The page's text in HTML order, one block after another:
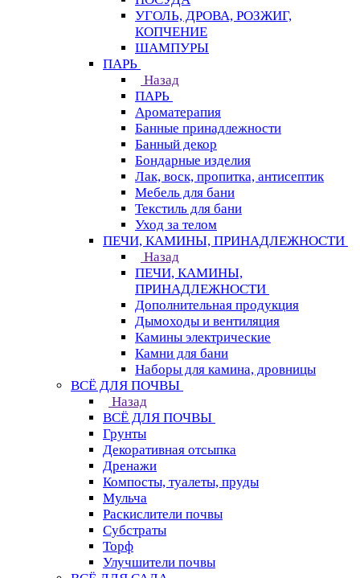
УГОЛЬ, ДРОВА, РОЗЖИГ,
КОПЧЕНИЕ
ШАМПУРЫ
ПАРЬ
Назад
ПАРЬ
Ароматерапия
Банные принадлежности
Банный декор
Бондарные изделия
Лак, воск, пропитка, антисептик
Мебель для бани
Текстиль для бани
Уход за телом
ПЕЧИ, КАМИНЫ, ПРИНАДЛЕЖНОСТИ
Назад
ПЕЧИ, КАМИНЫ,
ПРИНАДЛЕЖНОСТИ
Дополнительная продукция
Дымоходы и вентиляция
Камины электрические
Камни для бани
Наборы для камина, дровницы
ВСЁ ДЛЯ ПОЧВЫ
Назад
ВСЁ ДЛЯ ПОЧВЫ
Грунты
Декоративная отсыпка
Дренажи
Компосты, туалеты, пруды
Мульча
Раскислители почвы
Субстраты
Торф
Улучшители почвы